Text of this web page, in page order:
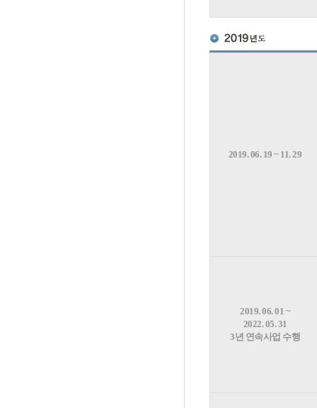
2019. 06. 19 ~ 11. 29
2019. 06. 01 ~
2022. 05. 31
3년 연속사업 수행